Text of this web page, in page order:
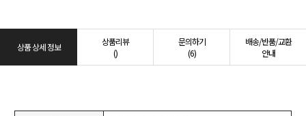
상품 상세 정보
상품리뷰
()
문의하기
(6)
배송/반품/교환
안내